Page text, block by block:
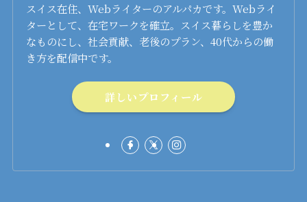
スイス在住、Webライターのアルパカです。Webライ
ターとして、在宅ワークを確立。スイス暮らしを豊か
なものにし、社会貢献、老後のプラン、40代からの働
き方を配信中です。
詳しいプロフィール